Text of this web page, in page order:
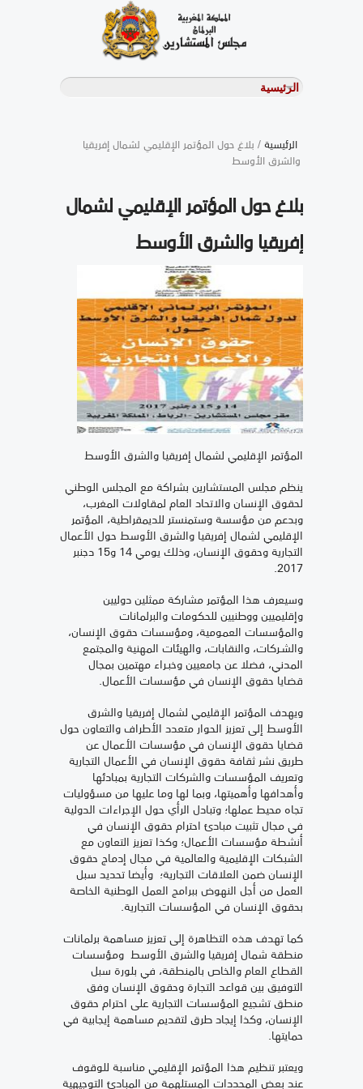
الرئيسية/ بلاغ حول المؤتمر الإقليمي لشمال إفريقيا
والشرق الأوسط
بلاغ حول المؤتمر الإقليمي لشمال
إفريقيا والشرق الأوسط
المؤتمر الإقليمي لشمال إفريقيا والشرق الأوسط
ينظم مجلس المستشارين بشراكة مع المجلس الوطني
لحقوق الإنسان والاتحاد العام لمقاولات المغرب،
وبدعم من مؤسسة وستمنستر للديمقراطية، المؤتمر
الإقليمي لشمال إفريقيا والشرق الأوسط حول الأعمال
التجارية وحقوق الإنسان، وذلك يومي 14 و15 دجنبر
2017.
وسيعرف هذا المؤتمر مشاركة ممثلين دوليين
وإقليميين ووطنيين للحكومات والبرلمانات
والمؤسسات العمومية، ومؤسسات حقوق الإنسان،
والشـركات، والنقابات، والهيئات المهنية والمجتمع
المدني، فضلا عن جامعيين وخبـراء مهتمين بمجال
قضايا حقوق الإنسان في مؤسسات الأعمال.
ويهدف المؤتمر الإقليمي لشمال إفريقيا والشرق
الأوسط إلى تعزيز الحوار متعدد الأطراف والتعاون حول
قضايا حقوق الإنسان في مؤسسات الأعمال عن
طريق نشر ثقافة حقوق الإنسان في الأعمال التجارية
وتعريف المؤسسات والشركات التجارية بمبادئها
وأهدافها وأهميتها، وبما لها وما عليها من مسؤوليات
تجاه محيط عملها؛ وتبادل الرأي حول الإجراءات الدولية
في مجال تثبيت مبادئ احترام حقوق الإنسان في
أنشطة مؤسسات الأعمال؛ وكذا تعزيز التعاون مع
الشبكات الإقليمية والعالمية في مجال إدماج حقوق
الإنسان ضمن العلاقات التجارية؛ وأيضا تحديد سبل
العمل من أجل النهوض ببرامج العمل الوطنية الخاصة
بحقوق الإنسان في المؤسسات التجارية.
كما تهدف هذه التظاهرة إلى تعزيز مساهمة برلمانات
منطقة شمال إفريقيا والشرق الأوسط ومؤسسات
القطاع العام والخاص بالمنطقة، في بلورة سبل
التوفيق بين قواعد التجارة وحقوق الإنسان وفق
منطق تشجيع المؤسسات التجارية على احترام حقوق
الإنسان، وكذا إيجاد طرق لتقديم مساهمة إيجابية في
حمايتها.
ويعتبر تنظيم هذا المؤتمر الإقليمي مناسبة للوقوف
عند بعض المحددات المستلهمة من المبادئ التوجيهية